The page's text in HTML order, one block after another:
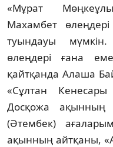
«Мұрат
Махамбет
туындауы
өлеңдері ғана
қайтқанда Алаша
«Сұлтан
Досқожа ақын­ның
(Әтем­бек)
ақын­ның айтқаны,